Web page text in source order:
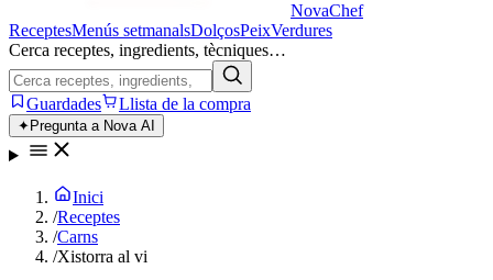
NovaChef
ReceptesMenús setmanalsDolçosPeixVerdures
Cerca receptes, ingredients, tècniques…
Guardades Llista de la compra
✦ Pregunta a Nova AI
Inici
/Receptes
/Carns
/Xistorra al vi